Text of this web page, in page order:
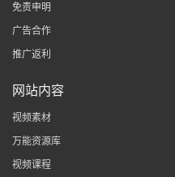
免责申明
广告合作
推广返利
网站内容
视频素材
万能资源库
视频课程